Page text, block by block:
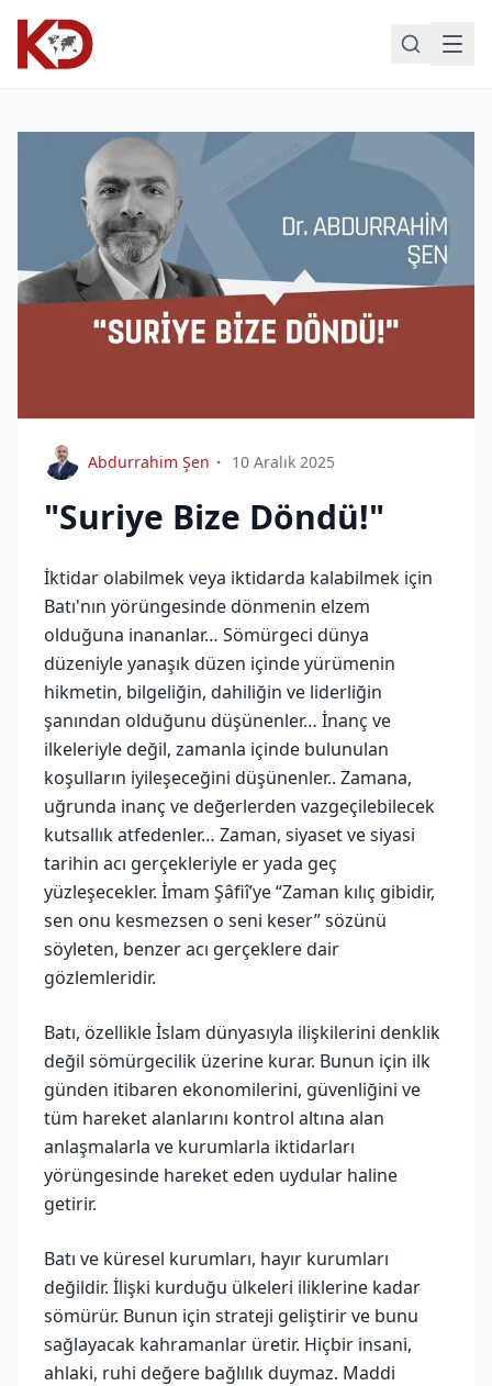
Abdurrahim Şen 10 Aralık 2025
"Suriye Bize Döndü!"
İktidar olabilmek veya iktidarda kalabilmek için
Batı'nın yörüngesinde dönmenin elzem
olduğuna inananlar… Sömürgeci dünya
düzeniyle yanaşık düzen içinde yürümenin
hikmetin, bilgeliğin, dahiliğin ve liderliğin
şanından olduğunu düşünenler… İnanç ve
ilkeleriyle değil, zamanla içinde bulunulan
koşulların iyileşeceğini düşünenler.. Zamana,
uğrunda inanç ve değerlerden vazgeçilebilecek
kutsallık atfedenler… Zaman, siyaset ve siyasi
tarihin acı gerçekleriyle er yada geç
yüzleşecekler. İmam Şâfiî’ye “Zaman kılıç gibidir,
sen onu kesmezsen o seni keser” sözünü
söyleten, benzer acı gerçeklere dair
gözlemleridir.
Batı, özellikle İslam dünyasıyla ilişkilerini denklik
değil sömürgecilik üzerine kurar. Bunun için ilk
günden itibaren ekonomilerini, güvenliğini ve
tüm hareket alanlarını kontrol altına alan
anlaşmalarla ve kurumlarla iktidarları
yörüngesinde hareket eden uydular haline
getirir.
Batı ve küresel kurumları, hayır kurumları
değildir. İlişki kurduğu ülkeleri iliklerine kadar
sömürür. Bunun için strateji geliştirir ve bunu
sağlayacak kahramanlar üretir. Hiçbir insani,
ahlaki, ruhi değere bağlılık duymaz. Maddi